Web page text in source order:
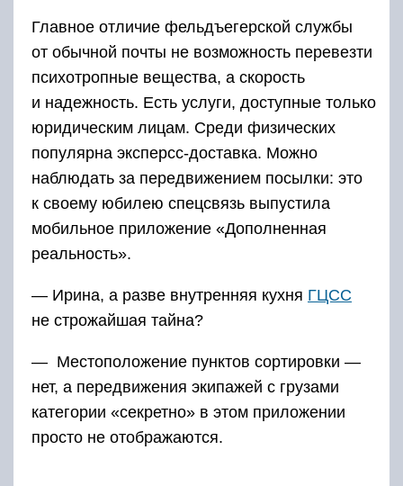
Главное отличие фельдъегерской службы
от обычной почты не возможность перевезти
психотропные вещества, а скорость
и надежность. Есть услуги, доступные только
юридическим лицам. Среди физических
популярна эксперсс-доставка. Можно
наблюдать за передвижением посылки: это
к своему юбилею спецсвязь выпустила
мобильное приложение «Дополненная
реальность».
— Ирина, а разве внутренняя кухня ГЦСС
не строжайшая тайна?
— Местоположение пунктов сортировки —
нет, а передвижения экипажей с грузами
категории «секретно» в этом приложении
просто не отображаются.